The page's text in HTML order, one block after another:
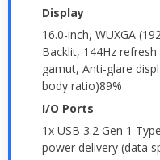
Display
16.0-inch, WUXGA
Backlit, 144Hz
gamut, Anti-glare
body ratio)89%
I/O Ports
1x USB 3.2 Gen 1
power delivery (data